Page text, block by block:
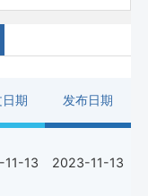
期 发布日期
13 2023-11-13